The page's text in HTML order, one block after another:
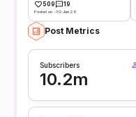
509 19
Posted on -30 Jun 26
Post Metrics
Subscribers
10.2m